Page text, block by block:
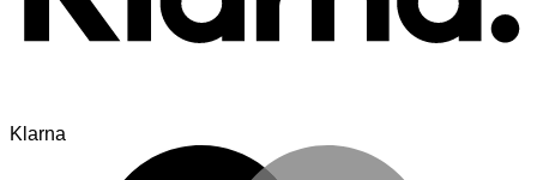
Klarna